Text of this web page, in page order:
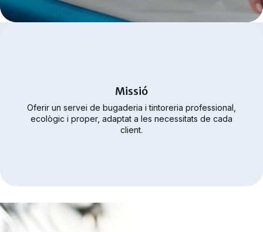
Missió
Oferir un servei de bugaderia i tintoreria professional,
ecològic i proper, adaptat a les necessitats de cada
client.